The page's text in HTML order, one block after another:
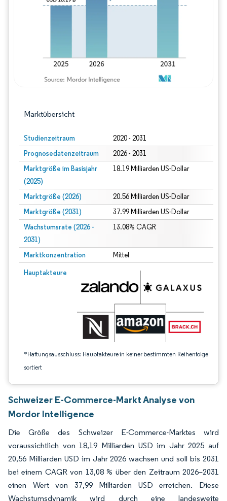
Marktübersicht
Studienzeitraum 2020 - 2031
Prognosedatenzeitraum 2026 - 2031
Marktgröße im Basisjahr
(2025)
18.19 Milliarden US-Dollar
Marktgröße (2026) 20.56 Milliarden US-Dollar
Marktgröße (2031) 37.99 Milliarden US-Dollar
Wachstumsrate (2026 -
2031)
13.08% CAGR
Marktkonzentration Mittel
Hauptakteure
*Haftungsausschluss: Hauptakteure in keiner bestimmten Reihenfolge
sortiert
Bild © Mordor Intelligence. Wiederverwendung erfordert Namensnennung
Schweizer E-Commerce-Markt Analyse von
Mordor Intelligence
Die Größe des Schweizer E-Commerce-Marktes wird
voraussichtlich von 18,19 Milliarden USD im Jahr 2025 auf
20,56 Milliarden USD im Jahr 2026 wachsen und soll bis 2031
bei einem CAGR von 13,08 % über den Zeitraum 2026–2031
einen Wert von 37,99 Milliarden USD erreichen. Diese
Wachstumsdynamik wird durch eine landesweite